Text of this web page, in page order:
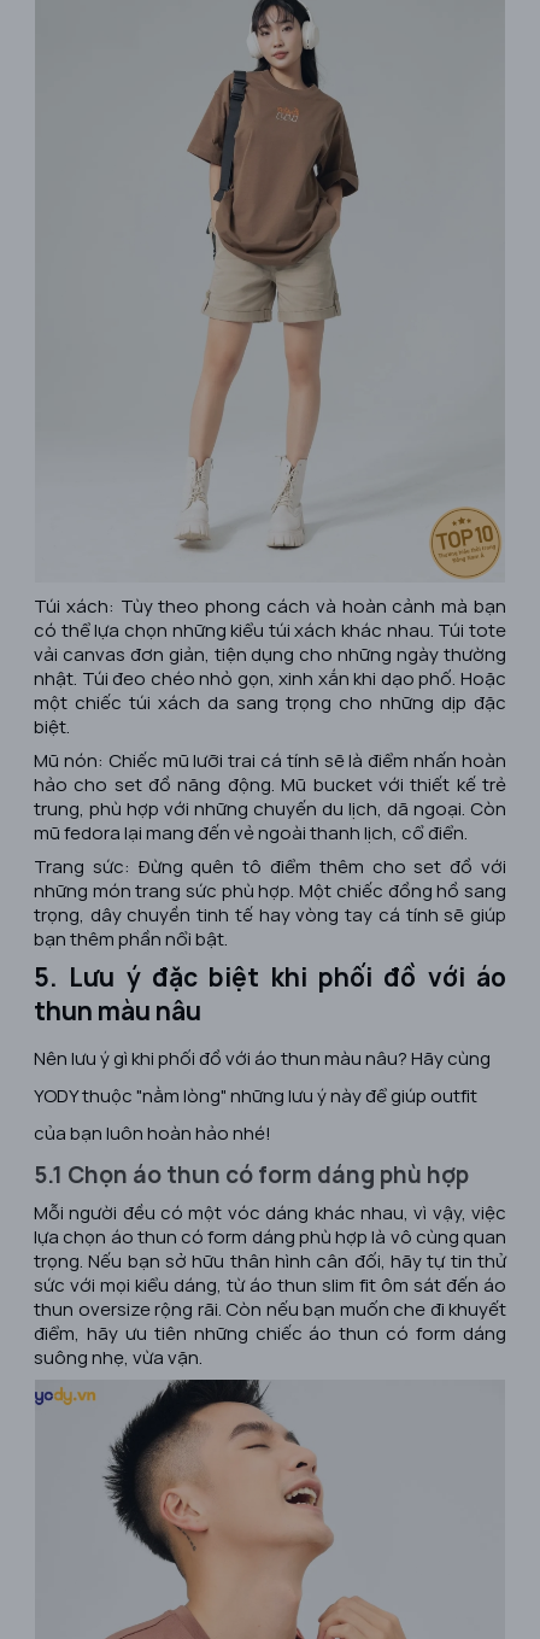
Túi xách: Tùy theo phong cách và hoàn cảnh mà bạn
có thể lựa chọn những kiểu túi xách khác nhau. Túi tote
vải canvas đơn giản, tiện dụng cho những ngày thường
nhật. Túi đeo chéo nhỏ gọn, xinh xắn khi dạo phố. Hoặc
một chiếc túi xách da sang trọng cho những dịp đặc
biệt.
Mũ nón: Chiếc mũ lưỡi trai cá tính sẽ là điểm nhấn hoàn
hảo cho set đồ năng động. Mũ bucket với thiết kế trẻ
trung, phù hợp với những chuyến du lịch, dã ngoại. Còn
mũ fedora lại mang đến vẻ ngoài thanh lịch, cổ điển.
Trang sức: Đừng quên tô điểm thêm cho set đồ với
những món trang sức phù hợp. Một chiếc đồng hồ sang
trọng, dây chuyền tinh tế hay vòng tay cá tính sẽ giúp
bạn thêm phần nổi bật.
5. Lưu ý đặc biệt khi phối đồ với áo
thun màu nâu
Nên lưu ý gì khi phối đồ với áo thun màu nâu? Hãy cùng
YODY thuộc "nằm lòng" những lưu ý này để giúp outfit
của bạn luôn hoàn hảo nhé!
5.1 Chọn áo thun có form dáng phù hợp
Mỗi người đều có một vóc dáng khác nhau, vì vậy, việc
lựa chọn áo thun có form dáng phù hợp là vô cùng quan
trọng. Nếu bạn sở hữu thân hình cân đối, hãy tự tin thử
sức với mọi kiểu dáng, từ áo thun slim fit ôm sát đến áo
thun oversize rộng rãi. Còn nếu bạn muốn che đi khuyết
điểm, hãy ưu tiên những chiếc áo thun có form dáng
suông nhẹ, vừa vặn.